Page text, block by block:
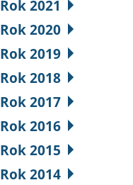
Rok 2021
Rok 2020
Rok 2019
Rok 2018
Rok 2017
Rok 2016
Rok 2015
Rok 2014